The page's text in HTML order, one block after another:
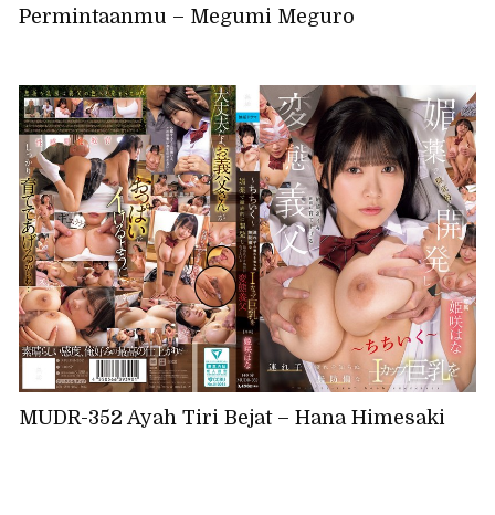
Permintaanmu – Megumi Meguro
MUDR-352 Ayah Tiri Bejat – Hana Himesaki